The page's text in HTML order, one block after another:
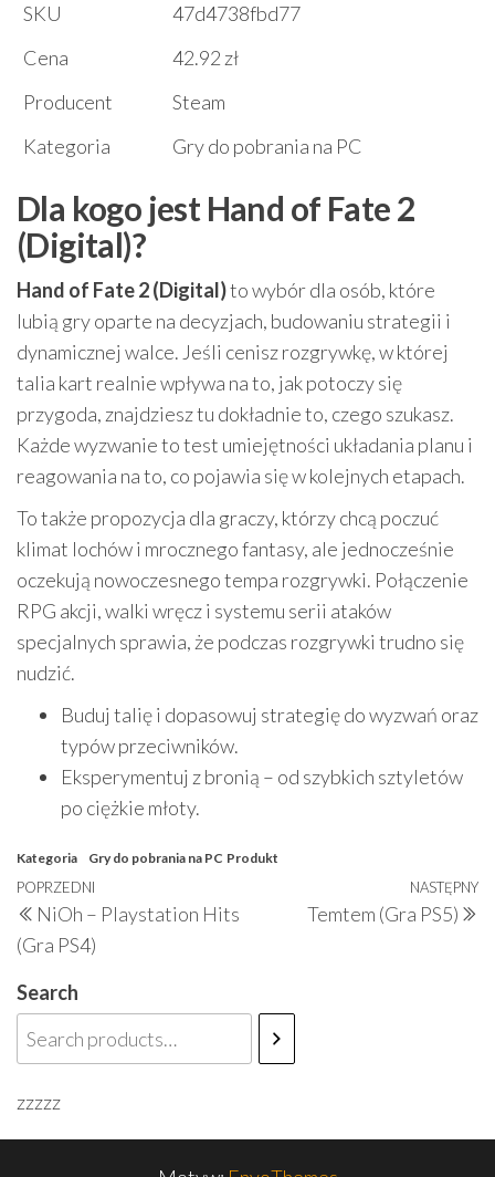
SKU
47d4738fbd77
Cena
42.92 zł
Producent
Steam
Kategoria
Gry do pobrania na PC
Dla kogo jest Hand of Fate 2
(Digital)?
Hand of Fate 2 (Digital)to wybór dla osób, które
lubią gry oparte na decyzjach, budowaniu strategii i
dynamicznej walce. Jeśli cenisz rozgrywkę, w której
talia kart realnie wpływa na to, jak potoczy się
przygoda, znajdziesz tu dokładnie to, czego szukasz.
Każde wyzwanie to test umiejętności układania planu i
reagowania na to, co pojawia się w kolejnych etapach.
To także propozycja dla graczy, którzy chcą poczuć
klimat lochów i mrocznego fantasy, ale jednocześnie
oczekują nowoczesnego tempa rozgrywki. Połączenie
RPG akcji, walki wręcz i systemu serii ataków
specjalnych sprawia, że podczas rozgrywki trudno się
nudzić.
Buduj talię i dopasowuj strategię do wyzwań oraz
typów przeciwników.
Eksperymentuj z bronią – od szybkich sztyletów
po ciężkie młoty.
Kategoria Gry do pobrania na PC Produkt
Nawigacja
wpisu
Poprzedni
wpis
POPRZEDNI
NiOh – Playstation Hits
(Gra PS4)
NASTĘPNY
Temtem (Gra PS5)
Search
zzzzz